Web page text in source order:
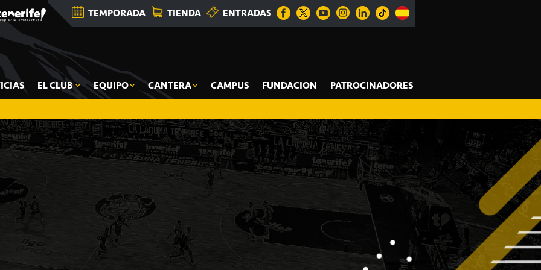
TEMPORADA TIENDA ENTRADAS
EL CLUB EQUIPO CANTERA CAMPUS FUNDACION PATROCINADORES